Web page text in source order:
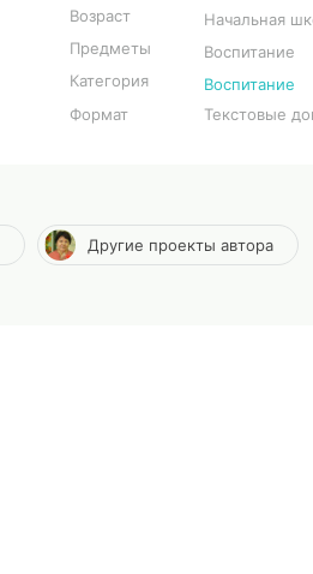
Возраст
Начальная
Предметы
Воспитание
Категория
Воспитание
Формат
Текстовые
Другие проекты автора